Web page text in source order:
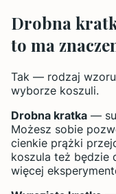
Drobna
to ma
Tak — rodzaj
wyborze koszuli.
Drobna kratka —
Możesz sobie
cienkie prążki
koszula też będzie
więcej